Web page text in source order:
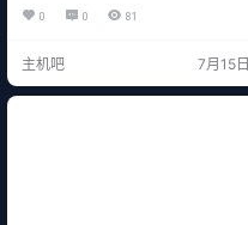
2026-27407 的中危漏洞：WordPr
及以下版本存在跨站请求伪造漏洞
2026-8708。 攻击者可利用该漏洞
0 0 81
主机吧 7月15日